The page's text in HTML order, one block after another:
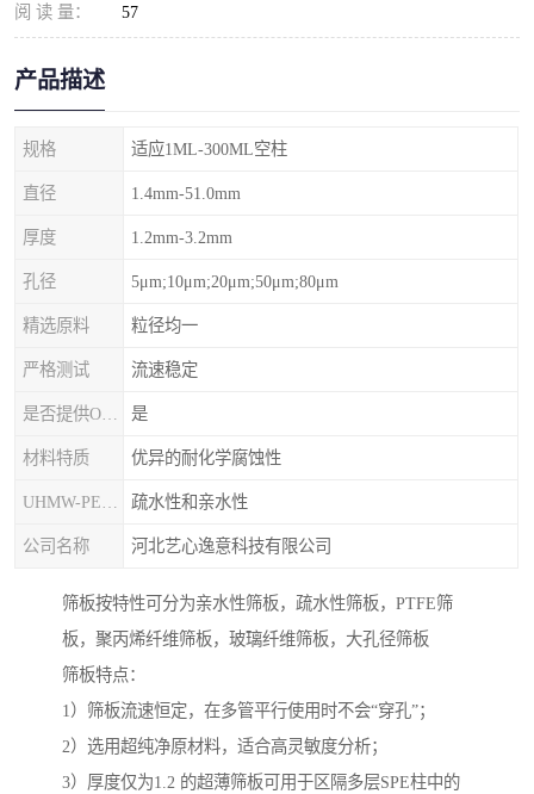
阅 读 量： 57
产品描述
规格 适应1ML-300ML空柱
直径 1.4mm-51.0mm
厚度 1.2mm-3.2mm
孔径 5μm;10μm;20μm;50μm;80μm
精选原料 粒径均一
严格测试 流速稳定
是
材料特质 优异的耐化学腐蚀性
疏水性和亲水性
公司名称 河北艺心逸意科技有限公司
筛板按特性可分为亲水性筛板，疏水性筛板，PTFE筛
板，聚丙烯纤维筛板，玻璃纤维筛板，大孔径筛板
筛板特点：
1）筛板流速恒定，在多管平行使用时不会“穿孔”；
2）选用超纯净原材料，适合高灵敏度分析；
3）厚度仅为1.2 的超薄筛板可用于区隔多层SPE柱中的